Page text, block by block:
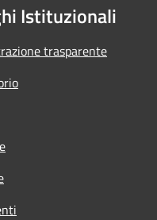
Istituzionali
trasparente